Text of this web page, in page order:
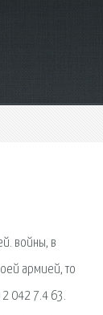
войны, в
армией, то
2 042 7.4 63.